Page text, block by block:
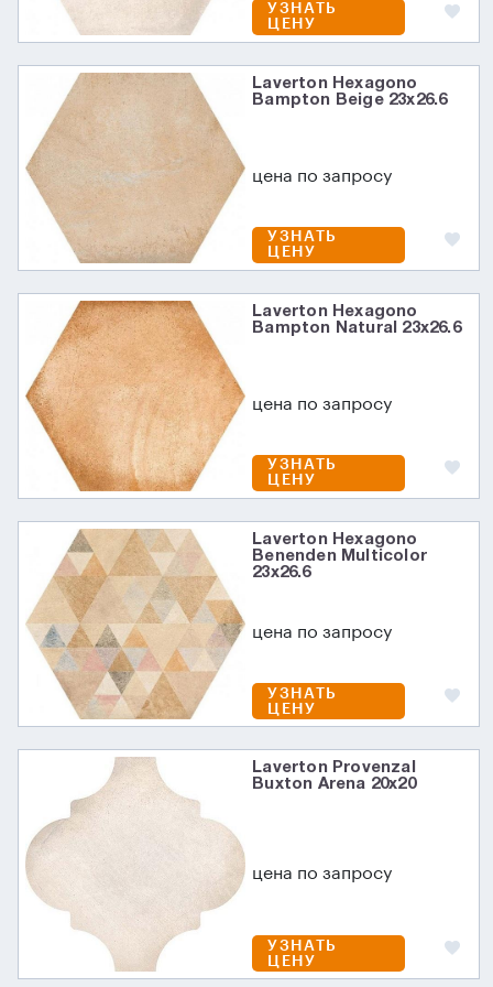
УЗНАТЬ
ЦЕНУ
Laverton Hexagono
Bampton Beige 23x26.6
цена по запросу
УЗНАТЬ
ЦЕНУ
Laverton Hexagono
Bampton Natural 23x26.6
цена по запросу
УЗНАТЬ
ЦЕНУ
Laverton Hexagono
Benenden Multicolor
23x26.6
цена по запросу
УЗНАТЬ
ЦЕНУ
Laverton Provenzal
Buxton Arena 20x20
цена по запросу
УЗНАТЬ
ЦЕНУ